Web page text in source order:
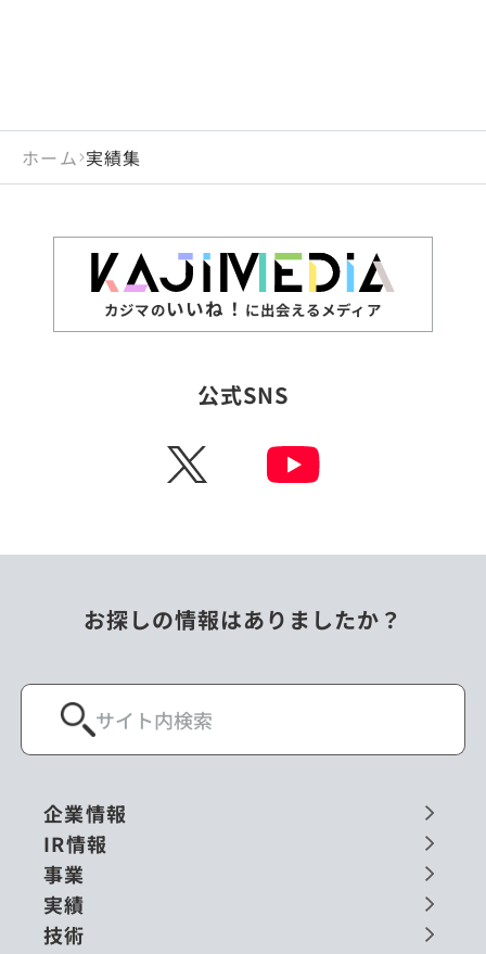
ホーム 実績集
カジマのいいね！ に出会えるメディア
公式SNS
X
お探しの情報はありましたか？
企業情報
IR情報
事業
実績
技術